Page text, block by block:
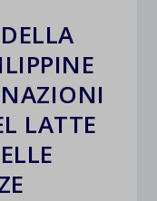
LATTE